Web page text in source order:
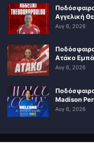
Αγγελική
Αυγ 6, 2026
Ατάκο
Αυγ 6, 2026
Madison
Αυγ 6, 2026